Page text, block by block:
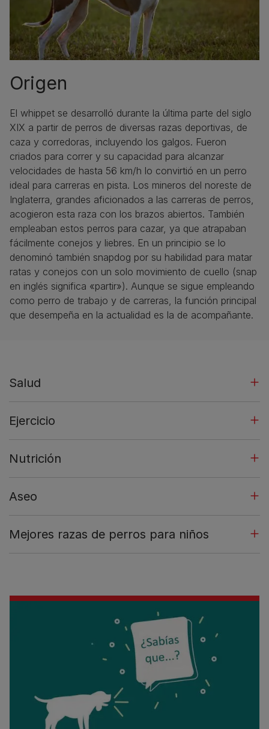
Origen
El whippet se desarrolló durante la última parte del siglo
XIX a partir de perros de diversas razas deportivas, de
caza y corredoras, incluyendo los galgos. Fueron
criados para correr y su capacidad para alcanzar
velocidades de hasta 56 km/h lo convirtió en un perro
ideal para carreras en pista. Los mineros del noreste de
Inglaterra, grandes aficionados a las carreras de perros,
acogieron esta raza con los brazos abiertos. También
empleaban estos perros para cazar, ya que atrapaban
fácilmente conejos y liebres. En un principio se lo
denominó también snapdog por su habilidad para matar
ratas y conejos con un solo movimiento de cuello (snap
en inglés significa «partir»). Aunque se sigue empleando
como perro de trabajo y de carreras, la función principal
que desempeña en la actualidad es la de acompañante.
Salud
Ejercicio
Nutrición
Aseo
Mejores razas de perros para niños